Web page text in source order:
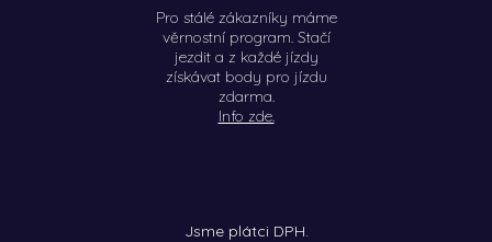
Pro stálé zákazníky máme
věrnostní program. Stačí
jezdit a z každé jízdy
získávat body pro jízdu
zdarma.
Info zde.
Jsme plátci DPH.